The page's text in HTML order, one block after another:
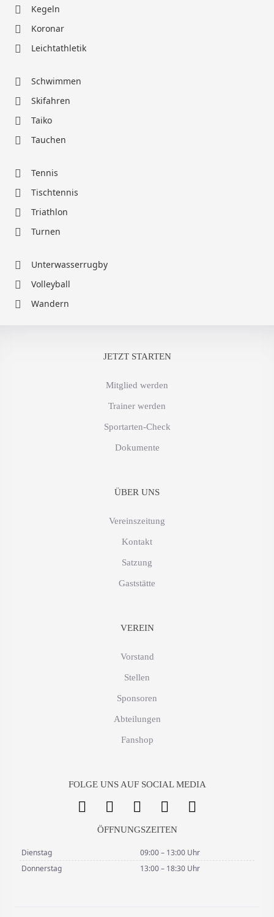
Kegeln
Koronar
Leichtathletik
Schwimmen
Skifahren
Taiko
Tauchen
Tennis
Tischtennis
Triathlon
Turnen
Unterwasserrugby
Volleyball
Wandern
JETZT STARTEN
Mitglied werden
Trainer werden
Sportarten-Check
Dokumente
ÜBER UNS
Vereinszeitung
Kontakt
Satzung
Gaststätte
VEREIN
Vorstand
Stellen
Sponsoren
Abteilungen
Fanshop
FOLGE UNS AUF SOCIAL MEDIA
ÖFFNUNGSZEITEN
Dienstag
09:00 – 13:00 Uhr
Donnerstag
13:00 – 18:30 Uhr